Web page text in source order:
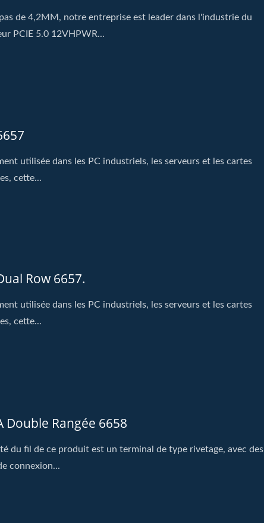
de 4,2MM, notre entreprise est leader dans l'industrie du
PCIE 5.0 12VHPWR...
utilisée dans les PC industriels, les serveurs et les cartes
cette...
Row 6657.
utilisée dans les PC industriels, les serveurs et les cartes
cette...
Double Rangée 6658
du fil de ce produit est un terminal de type rivetage, avec des
connexion...